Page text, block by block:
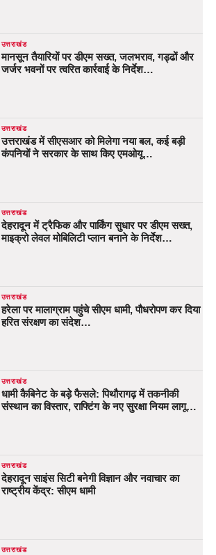
उत्तराखंड
मानसून तैयारियों पर डीएम सख्त, जलभराव, गड्ढों और
जर्जर भवनों पर त्वरित कार्रवाई के निर्देश…
उत्तराखंड
उत्तराखंड में सीएसआर को मिलेगा नया बल, कई बड़ी
कंपनियों ने सरकार के साथ किए एमओयू…
उत्तराखंड
देहरादून में ट्रैफिक और पार्किंग सुधार पर डीएम सख्त,
माइक्रो लेवल मोबिलिटी प्लान बनाने के निर्देश…
उत्तराखंड
हरेला पर मालाग्राम पहुंचे सीएम धामी, पौधरोपण कर दिया
हरित संरक्षण का संदेश…
उत्तराखंड
धामी कैबिनेट के बड़े फैसले: पिथौरागढ़ में तकनीकी
संस्थान का विस्तार, राफ्टिंग के नए सुरक्षा नियम लागू…
उत्तराखंड
देहरादून साइंस सिटी बनेगी विज्ञान और नवाचार का
राष्ट्रीय केंद्र: सीएम धामी
उत्तराखंड